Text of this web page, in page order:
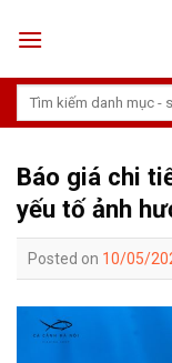
Tìm
Báo giá chi
yếu tố ảnh
Posted on 10/05/